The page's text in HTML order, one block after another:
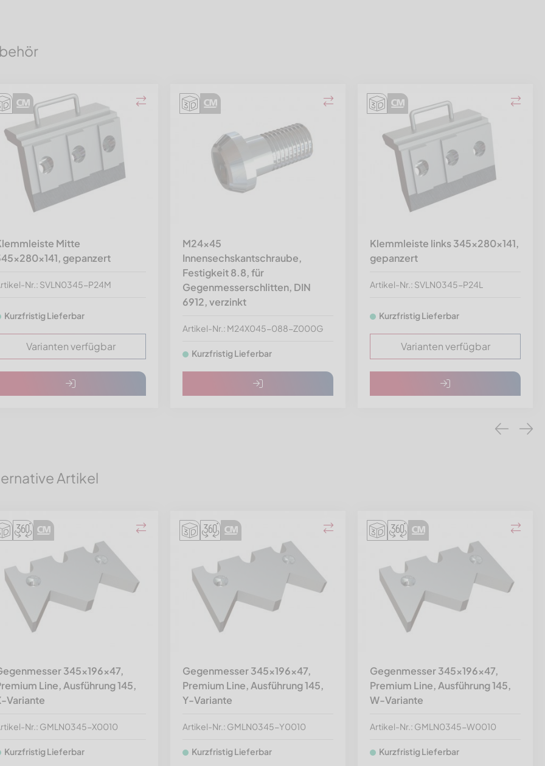
Mitte
gepanzert
Nr.: SVLN0345-P24M
Kurzfristig Lieferbar
Varianten verfügbar
M24x45
Innensechskantschraube,
Festigkeit 8.8, für
Gegenmesserschlitten, DIN
6912, verzinkt
Artikel-Nr.: M24X045-088-Z000G
Kurzfristig Lieferbar
Klemmleiste links 345x280x141,
gepanzert
Artikel-Nr.: SVLN0345-P24L
Kurzfristig Lieferbar
Varianten verfügbar
Artikel
345x196x47,
Line, Ausführung 145,
Variante
Nr.: GMLN0345-X0010
Kurzfristig Lieferbar
Gegenmesser 345x196x47,
Premium Line, Ausführung 145,
Y-Variante
Artikel-Nr.: GMLN0345-Y0010
Kurzfristig Lieferbar
Gegenmesser 345x196x47,
Premium Line, Ausführung 145,
W-Variante
Artikel-Nr.: GMLN0345-W0010
Kurzfristig Lieferbar